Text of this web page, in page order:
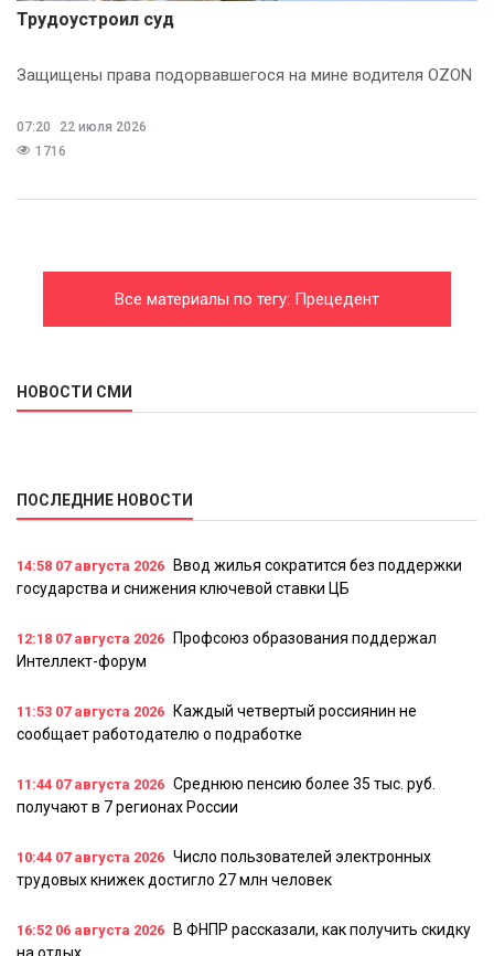
Трудоустроил суд
Защищены права подорвавшегося на мине водителя OZON
07:20
22 июля 2026
1716
Все материалы по тегу: Прецедент
НОВОСТИ СМИ
ПОСЛЕДНИЕ НОВОСТИ
14:58 07 августа 2026
Ввод жилья сократится без поддержки
государства и снижения ключевой ставки ЦБ
12:18 07 августа 2026
Профсоюз образования поддержал
Интеллект-форум
11:53 07 августа 2026
Каждый четвертый россиянин не
сообщает работодателю о подработке
11:44 07 августа 2026 Среднюю пенсию более 35 тыс. руб.
получают в 7 регионах России
10:44 07 августа 2026 Число пользователей электронных
трудовых книжек достигло 27 млн человек
16:52 06 августа 2026
В ФНПР рассказали, как получить скидку